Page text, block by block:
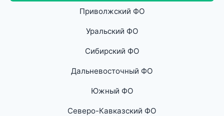
Приволжский ФО
Уральский ФО
Сибирский ФО
Дальневосточный ФО
Южный ФО
Северо-Кавказский ФО